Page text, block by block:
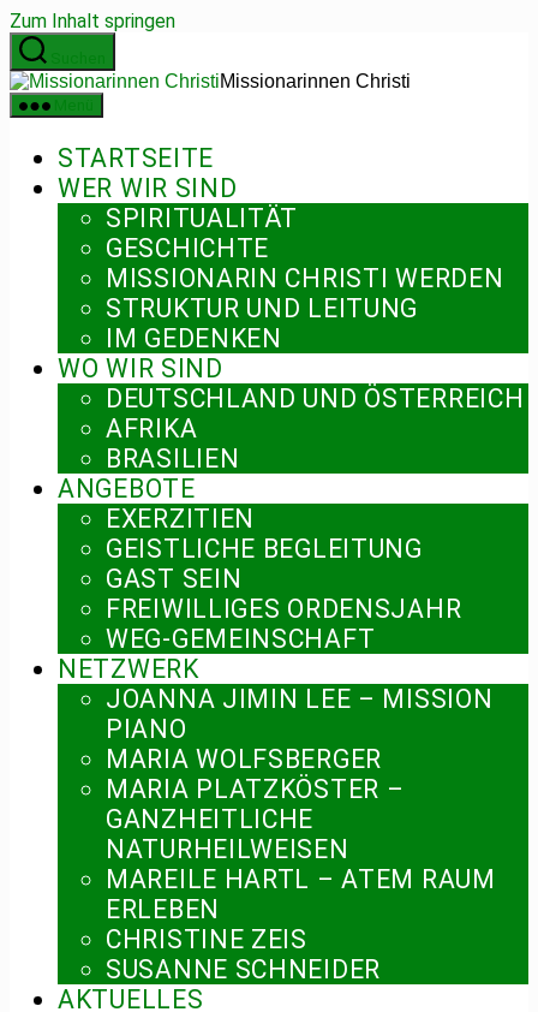
Zum Inhalt springen
Missionarinnen Christi
STARTSEITE
WER WIR SIND
SPIRITUALITÄT
GESCHICHTE
MISSIONARIN CHRISTI WERDEN
STRUKTUR UND LEITUNG
IM GEDENKEN
WO WIR SIND
DEUTSCHLAND UND ÖSTERREICH
AFRIKA
BRASILIEN
ANGEBOTE
EXERZITIEN
GEISTLICHE BEGLEITUNG
GAST SEIN
FREIWILLIGES ORDENSJAHR
WEG-GEMEINSCHAFT
NETZWERK
JOANNA JIMIN LEE – MISSION
PIANO
MARIA WOLFSBERGER
MARIA PLATZKÖSTER –
GANZHEITLICHE
NATURHEILWEISEN
MAREILE HARTL – ATEM RAUM
ERLEBEN
CHRISTINE ZEIS
SUSANNE SCHNEIDER
AKTUELLES